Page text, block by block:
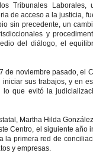
Tribunales
de acceso a la justicia,
sin precedente, un
y
del diálogo, el
de noviembre pasado, el
sus trabajos, y en
que evitó la
Martha Hilda
Centro, el siguiente año
la primera red de
y empresas.